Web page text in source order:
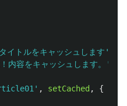
イトルをキャッシュします '
内容をキャッシュします。
'
' , setCached ,
{